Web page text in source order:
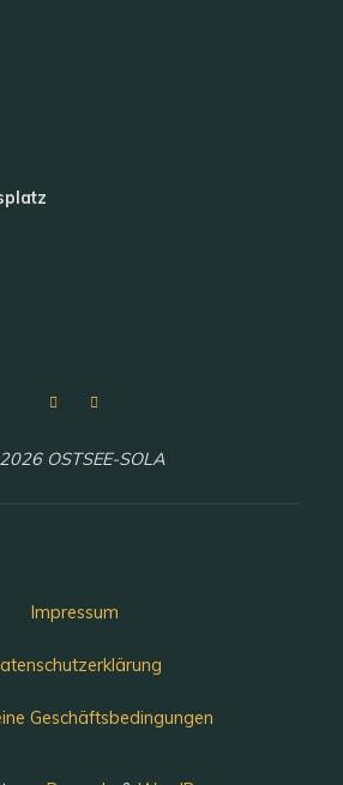
OSTSEE-SOLA
Impressum
Geschäftsbedingungen